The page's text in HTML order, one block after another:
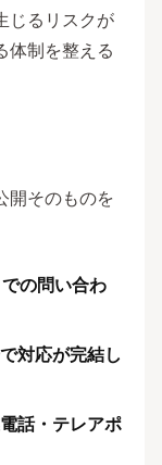
じるリスクが
体制を整える
開そのものを
の問い合わ
対応が完結し
話・テレアポ